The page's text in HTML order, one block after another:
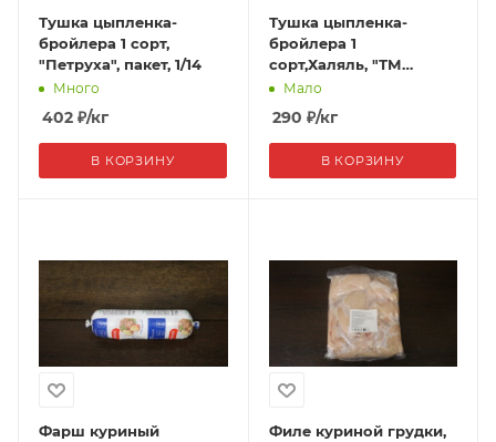
Тушка цыпленка-
бройлера 1 сорт,
"Петруха", пакет, 1/14
Много
402 ₽/кг
В КОРЗИНУ
Тушка цыпленка-
бройлера 1
сорт,Халяль, "ТМ
Мало
290 ₽/кг
В КОРЗИНУ
Фарш куриный
Филе куриной грудки,